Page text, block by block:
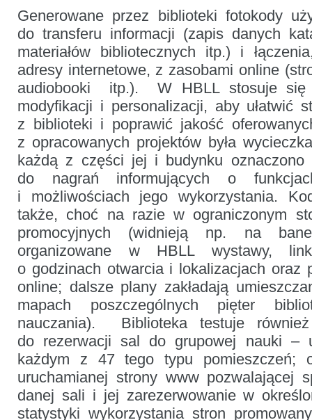
Generowane przez biblioteki fotokody
do transferu informacji (zapis danych
materiałów bibliotecznych itp.) i
adresy internetowe, z zasobami online
audiobooki itp.). W HBLL stosuje się
modyfikacji i personalizacji, aby ułatwić
z biblioteki i poprawić jakość
z opracowanych projektów była
każdą z części jej i budynku oznaczono
do nagrań informujących o
i możliwościach jego wykorzystania.
także, choć na razie w ograniczonym
promocyjnych (widnieją np. na
organizowane w HBLL wystawy,
o godzinach otwarcia i lokalizacjach oraz
online; dalsze plany zakładają
mapach poszczególnych pięter
nauczania). Biblioteka testuje
do rezerwacji sal do grupowej nauki –
każdym z 47 tego typu pomieszczeń;
uruchamianej strony www pozwalającej
danej sali i jej zarezerwowanie w
statystyki wykorzystania stron